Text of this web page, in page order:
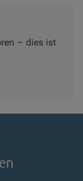
– dies ist